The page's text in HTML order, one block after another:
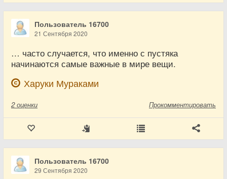
Пользователь 16700
21 Сентября 2020
… часто случается, что именно с пустяка
начинаются самые важные в мире вещи.
Харуки Мураками
2 оценки Прокомментировать
Пользователь 16700
29 Сентября 2020